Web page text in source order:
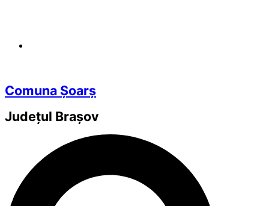
Comuna Șoarș
Județul Brașov